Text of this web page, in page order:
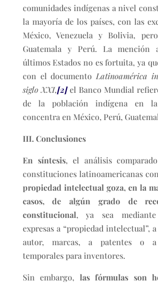
comunidades indígenas a nivel
la mayoría de los países, con las
México, Venezuela y Bolivia,
Guatemala y Perú. La mención
últimos Estados no es fortuita, ya
con el documento Latinoamérica
siglo XXI,[2] el Banco Mundial
de la población indígena en
concentra en México, Perú,
III. Conclusiones
En síntesis, el análisis
constituciones latinoamericanas
propiedad intelectual goza, en la
casos, de algún grado de
constitucional, ya sea mediante
expresas a “propiedad intelectual”,
autor, marcas, a patentes o
temporales para inventores.
Sin embargo, las fórmulas son